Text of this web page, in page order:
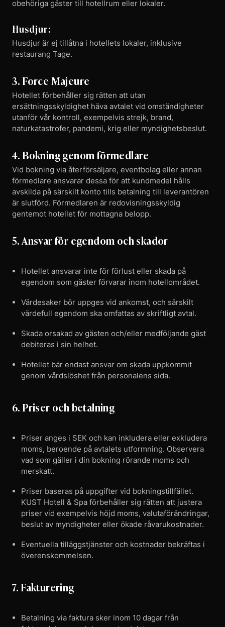
obehöriga gäster till hotellrum eller lokaler.
Husdjur:
Husdjur är ej tillåtna i hotellets lokaler, inklusive
restaurang Tage.
3. Force Majeure
Hotellet förbehåller sig rätten att utan
ersättningsskyldighet häva avtalet vid omständigheter
utanför vår kontroll, exempelvis strejk, brand,
naturkatastrofer, pandemi, krig eller myndighetsbeslut.
4. Bokning genom förmedlare
Vid bokning via återförsäljare, eventbolag eller annan
förmedlare ansvarar dessa för att kundmedel hålls
avskilda på särskilt konto tills betalning till leverantören
är slutförd. Förmedlaren är redovisningsskyldig
gentemot hotellet för mottagna belopp.
5. Ansvar för egendom och skador
Hotellet ansvarar inte för förlust eller skada på
egendom som gäster förvarar inom hotellområdet.
Värdesaker bör uppges vid ankomst, och särskilt
värdefull egendom ska omfattas av skriftligt avtal.
Skada orsakad av gästen och/eller medföljande gäst
debiteras i sin helhet.
Hotellet bär endast ansvar om skada uppkommit
genom vårdslöshet från personalens sida.
6. Priser och betalning
Priser anges i SEK och kan inkludera eller exkludera
moms, beroende på avtalets utformning. Observera
vad som gäller i din bokning rörande moms och
merskatt.
Priser baseras på uppgifter vid bokningstillfället.
KUST Hotell & Spa förbehåller sig rätten att justera
priser vid exempelvis höjd moms, valutaförändringar,
beslut av myndigheter eller ökade råvarukostnader.
Eventuella tilläggstjänster och kostnader bekräftas i
överenskommelsen.
7. Fakturering
Betalning via faktura sker inom 10 dagar från